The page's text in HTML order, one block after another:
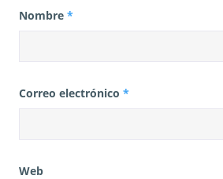
Nombre *
Correo electrónico *
Web